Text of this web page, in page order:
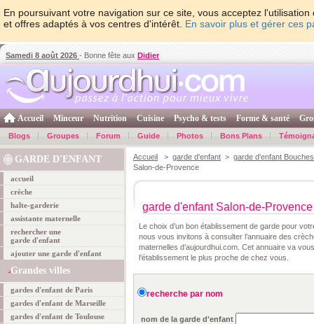
En poursuivant votre navigation sur ce site, vous acceptez
et offres adaptés à vos centres d'intérêt. En savoir plus et gérer ces
Samedi 8 août 2026 - Bonne fête aux Didier
Accueil Minceur Nutrition Cuisine Psycho & tests Forme & santé
Blogs Groupes Forum Guide Photos Bons Plans
GARDE D'ENFANT
accueil
crèche
halte-garderie
assistante maternelle
rechercher une
garde d'enfant
ajouter une garde d'enfant
Grandes villes
gardes d'enfant de Paris
gardes d'enfant de Marseille
gardes d'enfant de Toulouse
Accueil > garde d'enfant > garde d'enfant
Salon-de-Provence
garde d'enfant Salon-de-Provence
Le choix d’un bon établissement de garde pour
nous vous invitons à consulter l’annuaire des
maternelles d’aujourdhui.com. Cet annuaire va
l'établissement le plus proche de chez vous.
recherche par nom
nom de la garde d'enfant